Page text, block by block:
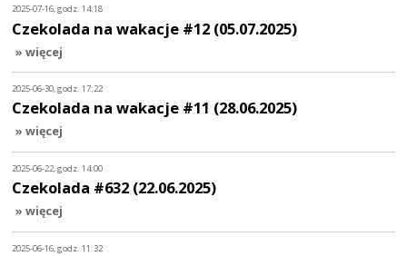
2025-07-16, godz. 14:18
Czekolada na wakacje #12 (05.07.2025)
» więcej
2025-06-30, godz. 17:22
Czekolada na wakacje #11 (28.06.2025)
» więcej
2025-06-22, godz. 14:00
Czekolada #632 (22.06.2025)
» więcej
2025-06-16, godz. 11:32